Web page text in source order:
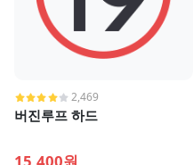
2,469
버진루프 하드
15,400원